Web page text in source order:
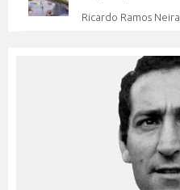
Ricardo Ramos Neira